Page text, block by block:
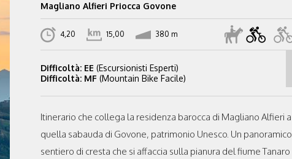
Magliano Alfieri Priocca Govone
4,20 15,00 380 m
Difficoltà: EE (Escursionisti Esperti)
Difficoltà: MF (Mountain Bike Facile)
Itinerario che collega la residenza barocca di Magliano Alfieri a
quella sabauda di Govone, patrimonio Unesco. Un panoramico
sentiero di cresta che si affaccia sulla pianura del fiume Tanaro